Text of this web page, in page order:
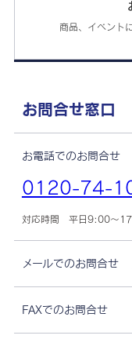
商品、イベント
お問合せ窓口
お電話でのお問合せ
0120-74-
対応時間 平日9:00～
メールでのお問合せ
FAXでのお問合せ